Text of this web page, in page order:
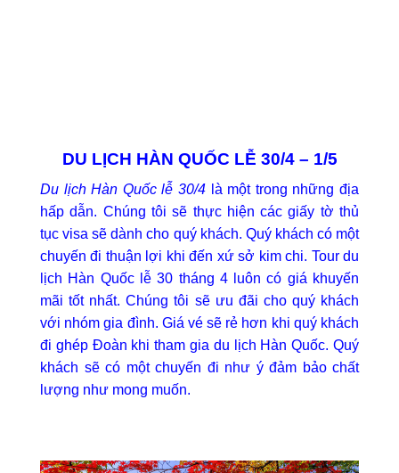
DU LỊCH HÀN QUỐC LỄ 30/4 – 1/5
Du lịch Hàn Quốc lễ 30/4 là một trong những địa
hấp dẫn. Chúng tôi sẽ thực hiện các giấy tờ thủ
tục visa sẽ dành cho quý khách. Quý khách có một
chuyến đi thuận lợi khi đến xứ sở kim chi. Tour du
lịch Hàn Quốc lễ 30 tháng 4luôn có giá khuyến
mãi tốt nhất. Chúng tôi sẽ ưu đãi cho quý khách
với nhóm gia đình. Giá vé sẽ rẻ hơn khi quý khách
đi ghép Đoàn khi tham gia du lịch Hàn Quốc. Quý
khách sẽ có một chuyến đi như ý đảm bảo chất
lượng như mong muốn.